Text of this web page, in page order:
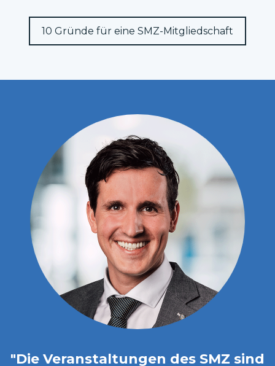
10 Gründe für eine SMZ-Mitgliedschaft
"Die Veranstaltungen des SMZ sind